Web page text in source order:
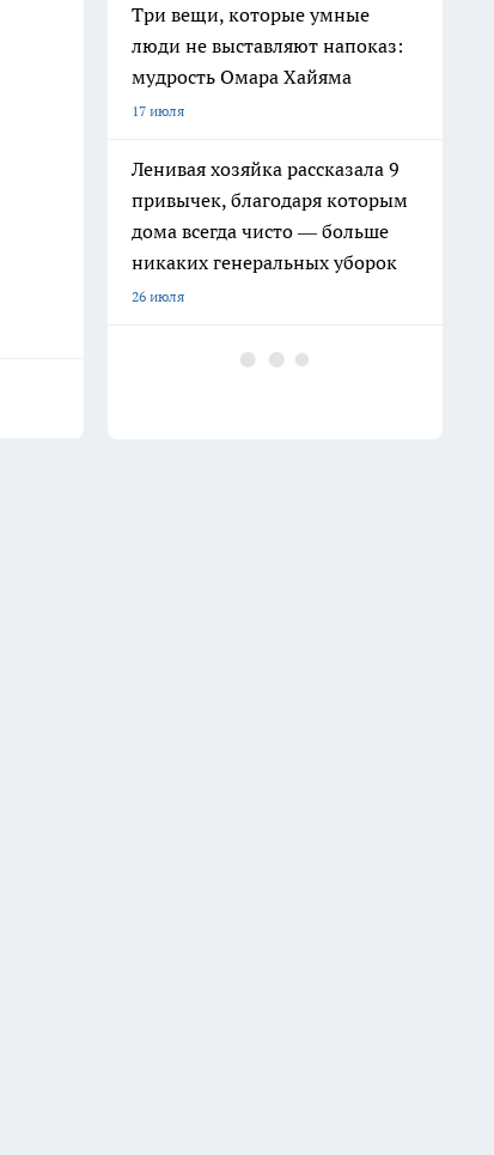
Три вещи, которые умные
люди не выставляют напоказ:
мудрость Омара Хайяма
17 июля
Ленивая хозяйка рассказала 9
привычек, благодаря которым
дома всегда чисто — больше
никаких генеральных уборок
26 июля